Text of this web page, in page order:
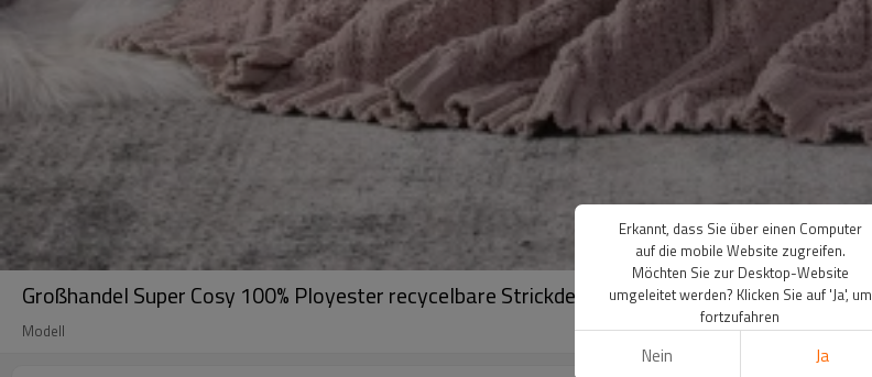
Großhandel Super Cosy 100% Ployester recycelbare Strickdecke
Modell
Erkannt, dass Sie über einen Computer
auf die mobile Website zugreifen.
Möchten Sie zur Desktop-Website
umgeleitet werden? Klicken Sie auf 'Ja', um
fortzufahren
Nein Ja